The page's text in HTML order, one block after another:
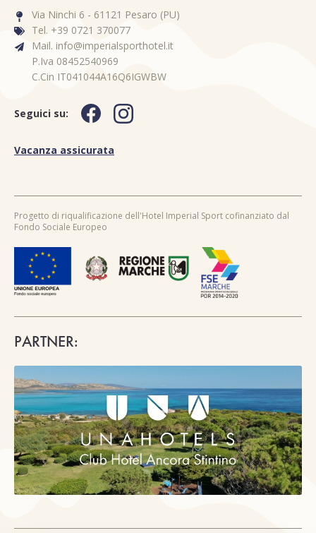
Via Ninchi 6 - 61121 Pesaro (PU)
Tel. +39 0721 370077
Mail. info@imperialsporthotel.it
P.Iva 08452540969
C.Cin IT041044A16Q6IGWBW
Seguici su:
Vacanza assicurata
Progetto di riqualificazione dell'Hotel Imperial Sport cofinanziato dal
Fondo Sociale Europeo
PARTNER: